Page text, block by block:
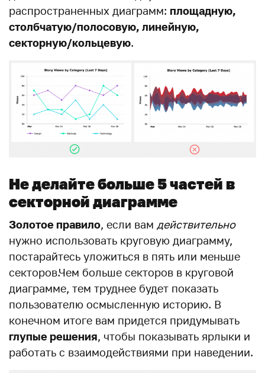
распространенных диаграмм: площадную,
столбчатую/полосовую, линейную,
секторную/кольцевую.
Не делайте больше 5 частей в
секторной диаграмме
Золотое правило, если вам действительно
нужно использовать круговую диаграмму,
постарайтесь уложиться в пять или меньше
секторов.Чем больше секторов в круговой
диаграмме, тем труднее будет показать
пользователю осмысленную историю. В
конечном итоге вам придется придумывать
глупые решения, чтобы показывать ярлыки и
работать с взаимодействиями при наведении.